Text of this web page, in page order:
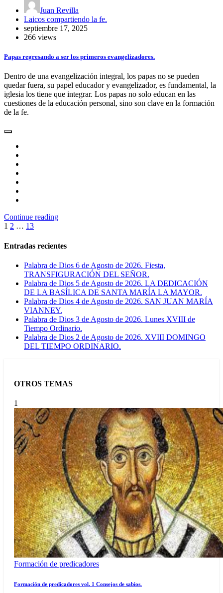
Juan Revilla
Laicos compartiendo la fe.
septiembre 17, 2025
266 views
Papas regresando a ser los primeros evangelizadores.
Dentro de una evangelización integral, los papas no se pueden
quedar fuera, su papel educador y evangelizador, es fundamental, la
iglesia los tiene que integrar. Los papas no solo educan en las
cuestiones de la educación personal, sino son clave en la formación
de la fe.
Continue reading
Paginación
de
1 2 … 13
Entradas recientes
Palabra de Dios 6 de Agosto de 2026. Fiesta,
TRANSFIGURACIÓN DEL SEÑOR.
Palabra de Dios 5 de Agosto de 2026. LA DEDICACIÓN
DE LA BASÍLICA DE SANTA MARÍA LA MAYOR.
Palabra de Dios 4 de Agosto de 2026. SAN JUAN MARÍA
VIANNEY.
Palabra de Dios 3 de Agosto de 2026. Lunes XVIII de
Tiempo Ordinario.
Palabra de Dios 2 de Agosto de 2026. XVIII DOMINGO
DEL TIEMPO ORDINARIO.
OTROS TEMAS
1
Formación de predicadores
Formación de predicadores vol. 1 Consejos de sabios.